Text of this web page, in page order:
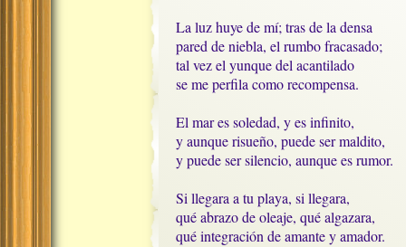
La luz huye de mí; tras de la densa
pared de niebla, el rumbo fracasado;
tal vez el yunque del acantilado
se me perfila como recompensa.
El mar es soledad, y es infinito,
y aunque risueño, puede ser maldito,
y puede ser silencio, aunque es rumor.
Si llegara a tu playa, si llegara,
qué abrazo de oleaje, qué algazara,
qué integración de amante y amador.